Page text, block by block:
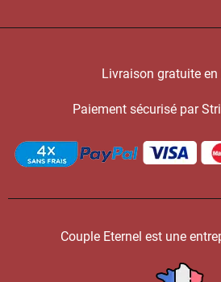
Livraison gratuite en
Paiement sécurisé par
Couple Eternel est une